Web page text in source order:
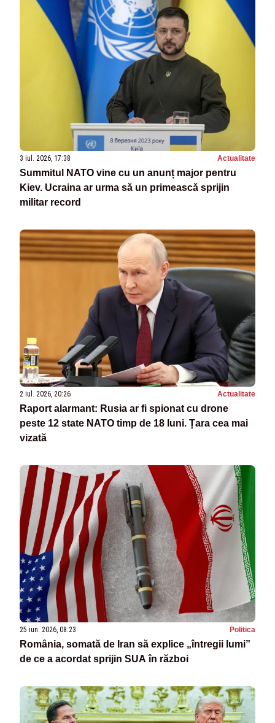
3 iul. 2026, 17:38 Actualitate
Summitul NATO vine cu un anunț major pentru
Kiev. Ucraina ar urma să un primească sprijin
militar record
2 iul. 2026, 20:26 Actualitate
Raport alarmant: Rusia ar fi spionat cu drone
peste 12 state NATO timp de 18 luni. Țara cea mai
vizată
25 iun. 2026, 08:23 Politica
România, somată de Iran să explice „întregii lumi”
de ce a acordat sprijin SUA în război